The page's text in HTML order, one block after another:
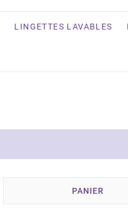
LINGETTES LAVABLES
PANIER